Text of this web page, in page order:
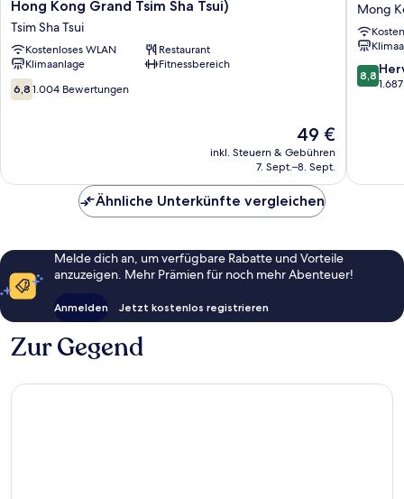
Sha
Tsui
(Former
Ramada
Hong
Tsui)
Hong Kong Grand Tsim Sha Tsui)
Tsim Sha Tsui
Kostenloses WLAN
Restaurant
Klimaanlage
Fitnessbereich
6.8
von
6,8 1.004 Bewertungen
Der
Preis
beträgt
49 €
inkl. Steuern & Gebühren
7. Sept.–8. Sept.
-
Chinese
YMCA
of
Hong
Mong
8.8
von
8,8
Ähnliche Unterkünfte vergleichen
Melde dich an, um verfügbare Rabatte und Vorteile
anzuzeigen. Mehr Prämien für noch mehr Abenteuer!
Anmelden Jetzt kostenlos registrieren
Zur Gegend